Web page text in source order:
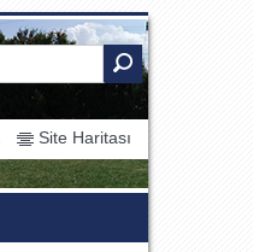
Site Haritası